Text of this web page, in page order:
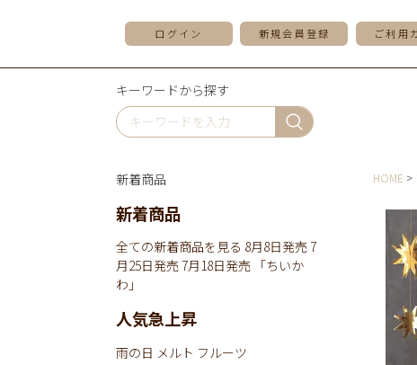
ログイン 新規会員登録 ご利用
キーワードから探す
HOME
新着商品
新着商品
全ての新着商品を見る 8月8日発売7
月25日発売7月18日発売 「ちいか
わ」
人気急上昇
雨の日 メルト フルーツ